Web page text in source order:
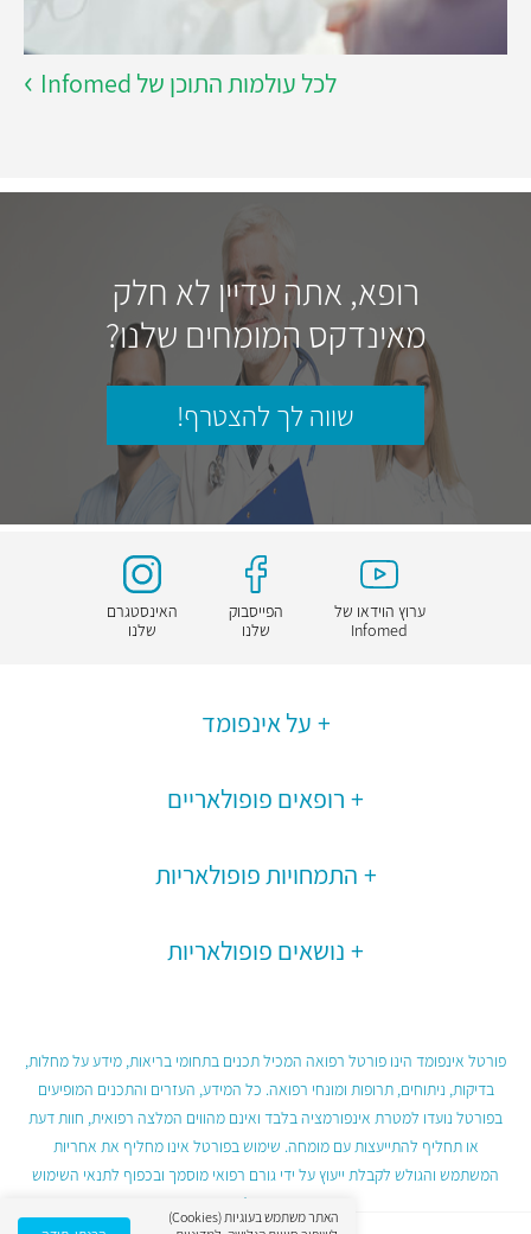
לכל עולמות התוכן של Infomed
רופא, אתה עדיין לא חלק
מאינדקס המומחים שלנו?
שווה לך להצטרף!
ערוץ הוידאו של
Infomed
הפייסבוק
שלנו
האינסטגרם
שלנו
על אינפומד
רופאים פופולאריים
התמחויות פופולאריות
נושאים פופולאריות
פורטל אינפומד הינו פורטל רפואה המכיל תכנים בתחומי בריאות, מידע על מחלות,
בדיקות, ניתוחים, תרופות ומונחי רפואה. כל המידע, העזרים והתכנים המופיעים
בפורטל נועדו למטרת אינפורמציה בלבד ואינם מהווים המלצה רפואית, חוות דעת
או תחליף להתייעצות עם מומחה. שימוש בפורטל אינו מחליף את אחריות
המשתמש והגולש לקבלת ייעוץ על ידי גורם רפואי מוסמך ובכפוף לתנאי השימוש
בפורטל.
האתר משתמש בעוגיות (Cookies)